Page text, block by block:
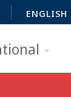
ENGLISH